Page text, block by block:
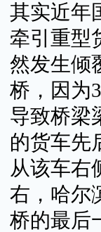
其实近年
牵引重型
然发生倾
桥，因为
导致桥梁
的货车先
从该车右
右，哈尔
桥的最后